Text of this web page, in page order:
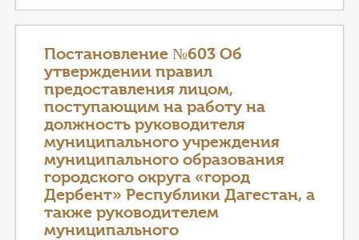
Постановление №603 Об
утверждении правил
предоставления лицом,
поступающим на работу на
должность руководителя
муниципального учреждения
муниципального образования
городского округа «город
Дербент» Республики Дагестан, а
также руководителем
муниципального